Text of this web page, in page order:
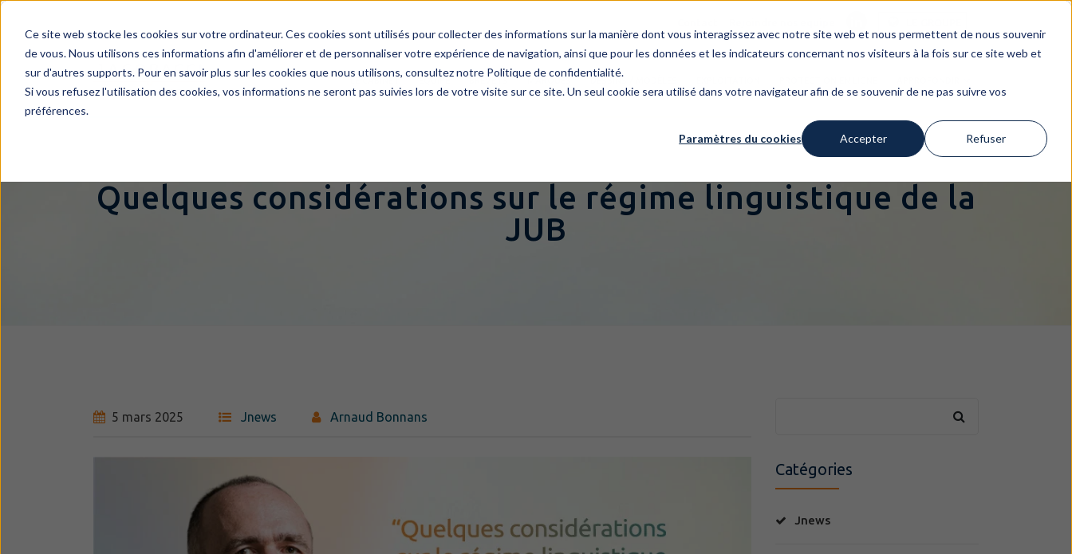
Ce site web stocke les cookies sur votre ordinateur. Ces cookies sont utilisés pour collecter des informations sur la manière dont vous interagissez avec notre site web et nous permettent de nous souvenir
de vous. Nous utilisons ces informations afin d'améliorer et de personnaliser votre expérience de navigation, ainsi que pour les données et les indicateurs concernant nos visiteurs à la fois sur ce site web et
sur d'autres supports. Pour en savoir plus sur les cookies que nous utilisons, consultez notre Politique de confidentialité.
Si vous refusez l'utilisation des cookies, vos informations ne seront pas suivies lors de votre visite sur ce site. Un seul cookie sera utilisé dans votre navigateur afin de se souvenir de ne pas suivre vos
préférences.
Paramètres du cookies Accepter Refuser
Quelques considérations sur le régime linguistique de la
JUB
5 mars 2025 Jnews Arnaud Bonnans
Catégories
Jnews